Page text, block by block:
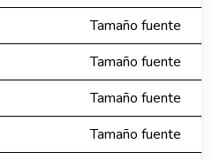
Tamaño fuente
Tamaño fuente
Tamaño fuente
Tamaño fuente